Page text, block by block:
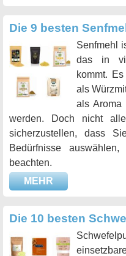
Die 9 besten
Senfmehl
das in
kommt.
als
als Aroma
werden. Doch nicht
sicherzustellen, dass
Bedürfnisse
beachten.
MEHR
Die 10 besten